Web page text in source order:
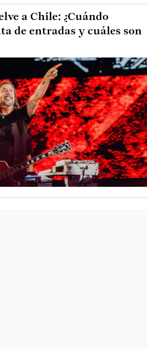
a Chile: ¿Cuándo
de entradas y cuáles son